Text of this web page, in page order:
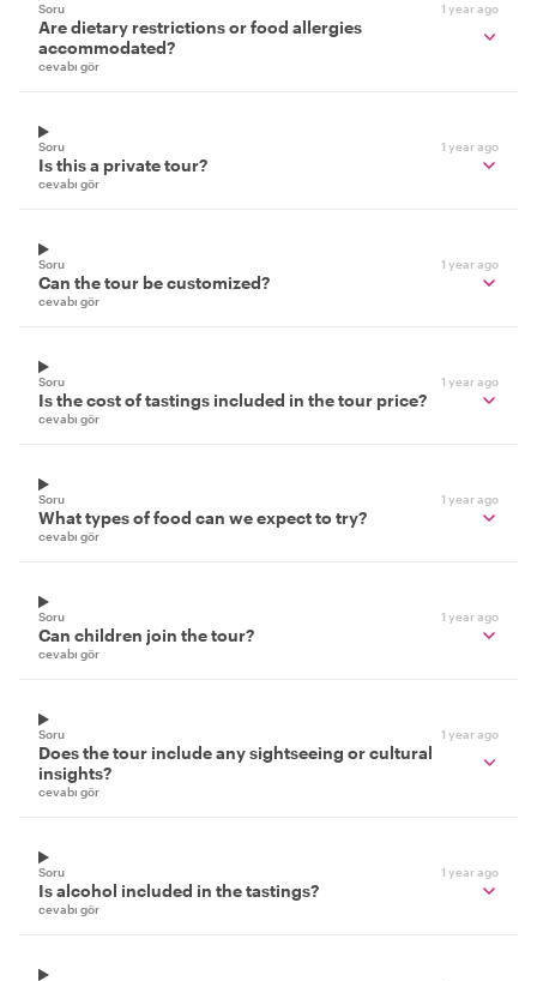
Soru 1 year ago
Are dietary restrictions or food allergies
accommodated?
cevabı gör
Soru 1 year ago
Is this a private tour?
cevabı gör
Soru 1 year ago
Can the tour be customized?
cevabı gör
Soru 1 year ago
Is the cost of tastings included in the tour price?
cevabı gör
Soru 1 year ago
What types of food can we expect to try?
cevabı gör
Soru 1 year ago
Can children join the tour?
cevabı gör
Soru 1 year ago
Does the tour include any sightseeing or cultural
insights?
cevabı gör
Soru 1 year ago
Is alcohol included in the tastings?
cevabı gör